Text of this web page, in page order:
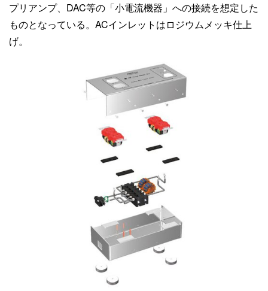
プリアンプ、DAC等の「小電流機器」への接続を想定した
ものとなっている。ACインレットはロジウムメッキ仕上
げ。